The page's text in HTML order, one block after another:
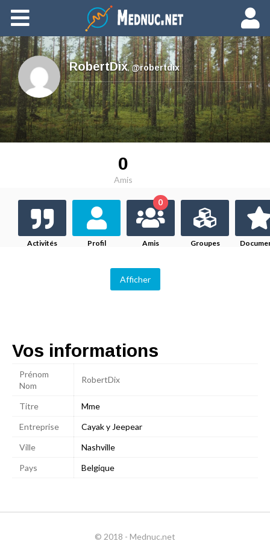
Ajouter du contenu
RobertDix,@robertdix
0
Amis
Activités Profil Amis
0
Groupes
Afficher
Vos informations
Prénom
Nom
RobertDix
Titre
Mme
Entreprise
Cayak y Jeepear
Ville
Nashville
Pays
Belgique
© 2018 - Mednuc.net